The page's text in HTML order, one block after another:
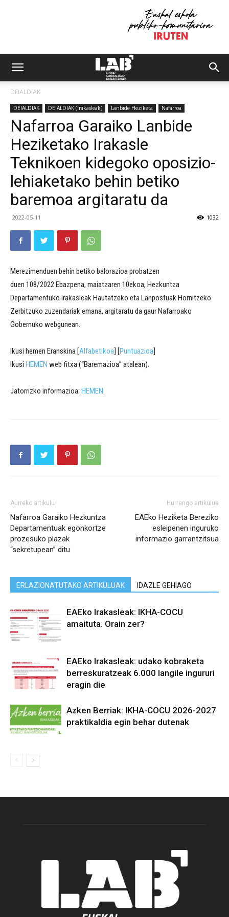
DEIALDIAK
DEIALDIAK DEIALDIAK (Irakasleak) Lanbide Heziketa Nafarroa
Nafarroa Garaiko Lanbide
Heziketako Irakasle
Teknikoen kidegoko oposizio-
lehiaketako behin betiko
baremoa argitaratu da
2022-05-11 1032
Merezimenduen behin betiko balorazioa probatzen
duen 108/2022 Ebazpena, maiatzaren 10ekoa, Hezkuntza
Departamentuko Irakasleak Hautatzeko eta Lanpostuak Hornitzeko
Zerbitzuko zuzendariak emana, argitaratu da gaur Nafarroako
Gobernuko webgunean.
Ikusi hemen Eranskina [Alfabetikoa] [Puntuazioa]
Ikusi HEMEN web fitxa (“Baremazioa” atalean).
Jatorrizko informazioa: HEMEN.
Aurreko artikulu
Nafarroa Garaiko Hezkuntza
Departamentuak egonkortze
prozesuko plazak
“sekretupean” ditu
Hurrengo artikulua
EAEko Heziketa Bereziko
esleipenen inguruko
informazio garrantzitsua
ERLAZIONATUTAKO ARTIKULUAK IDAZLE GEHIAGO
EAEko Irakasleak: IKHA-COCU
amaituta. Orain zer?
EAEko Irakasleak: udako kobraketa
berreskuratzeak 6.000 langile ingururi
eragin die
Azken Berriak: IKHA-COCU 2026-2027
praktikaldia egin behar dutenak